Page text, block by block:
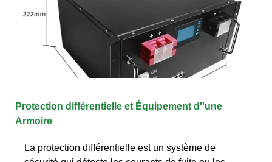
Protection différentielle et Équipement d''une
Armoire
La protection différentielle est un système de